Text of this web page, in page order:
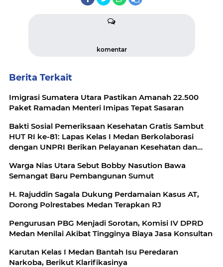
komentar
Berita Terkait
Imigrasi Sumatera Utara Pastikan Amanah 22.500
Paket Ramadan Menteri Imipas Tepat Sasaran
Bakti Sosial Pemeriksaan Kesehatan Gratis Sambut
HUT RI ke-81: Lapas Kelas I Medan Berkolaborasi
dengan UNPRI Berikan Pelayanan Kesehatan dan
Warga Nias Utara Sebut Bobby Nasution Bawa
Semangat Baru Pembangunan Sumut
H. Rajuddin Sagala Dukung Perdamaian Kasus AT,
Dorong Polrestabes Medan Terapkan RJ
Pengurusan PBG Menjadi Sorotan, Komisi IV DPRD
Medan Menilai Akibat Tingginya Biaya Jasa Konsultan
Karutan Kelas I Medan Bantah Isu Peredaran
Narkoba, Berikut Klarifikasinya